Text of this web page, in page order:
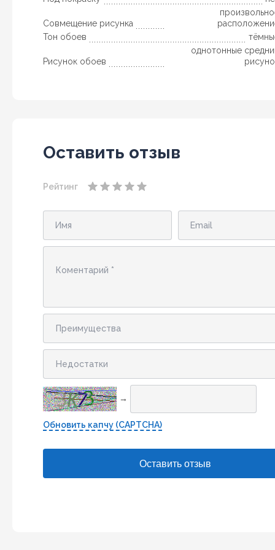
Совмещение рисунка
Тон обоев
Рисунок обоев
однотонные
Оставить отзыв
Рейтинг
→
Обновить капчу (CAPTCHA)